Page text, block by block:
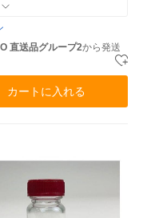
直送品グループ2から発送
カートに入れる